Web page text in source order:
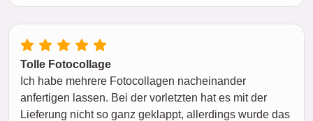
Tolle Fotocollage
Ich habe mehrere Fotocollagen nacheinander
anfertigen lassen. Bei der vorletzten hat es mit der
Lieferung nicht so ganz geklappt, allerdings wurde das